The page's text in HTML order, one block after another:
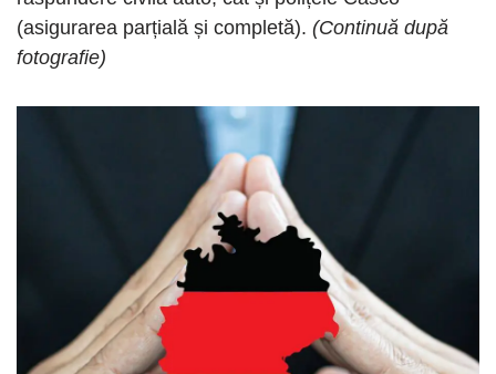
(asigurarea parțială și completă). (Continuă după
fotografie)